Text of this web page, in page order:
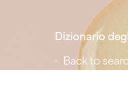
Dizionario
Back to